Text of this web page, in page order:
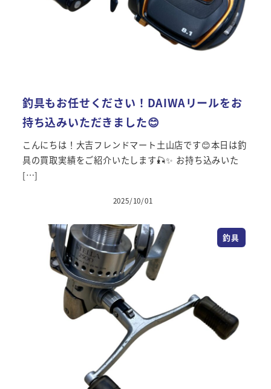
釣具もお任せください！DAIWAリールをお
持ち込みいただきました😊
こんにちは！大吉フレンドマート土山店です😊本日は釣
具の買取実績をご紹介いたします🎣✨ お持ち込みいた
[…]
投稿日
2025/10/01
釣具